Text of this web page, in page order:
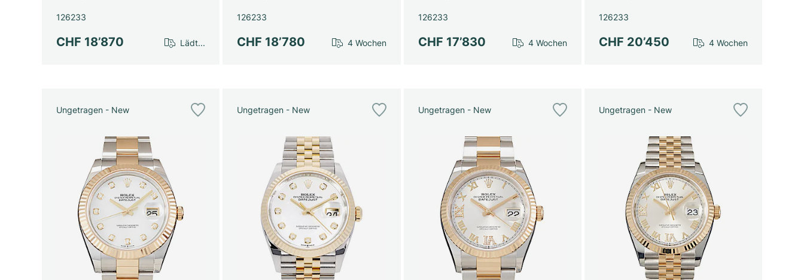
126233
CHF 18’870 Lädt...
126233
CHF 18’780 4 Wochen
126233
CHF 17’830 4 Wochen
126233
CHF 20’450 4 Wochen
Ungetragen - New Ungetragen - New Ungetragen - New Ungetragen - New